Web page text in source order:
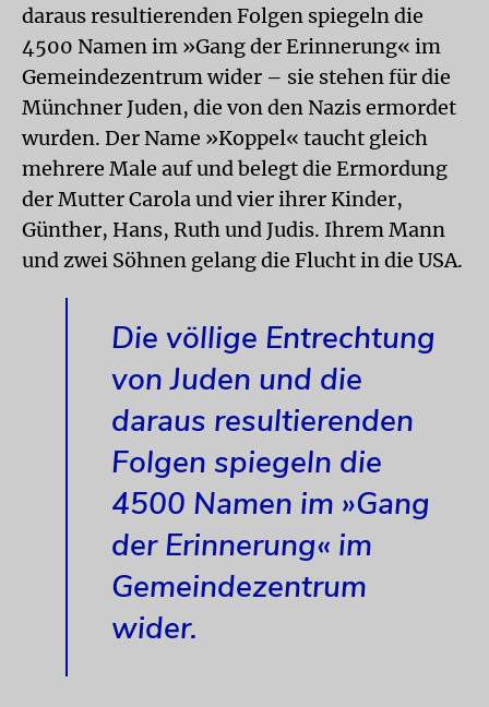
daraus resultierenden Folgen spiegeln die
4500 Namen im »Gang der Erinnerung« im
Gemeindezentrum wider – sie stehen für die
Münchner Juden, die von den Nazis ermordet
wurden. Der Name »Koppel« taucht gleich
mehrere Male auf und belegt die Ermordung
der Mutter Carola und vier ihrer Kinder,
Günther, Hans, Ruth und Judis. Ihrem Mann
und zwei Söhnen gelang die Flucht in die USA.
Die völlige Entrechtung
von Juden und die
daraus resultierenden
Folgen spiegeln die
4500 Namen im »Gang
der Erinnerung« im
Gemeindezentrum
wider.